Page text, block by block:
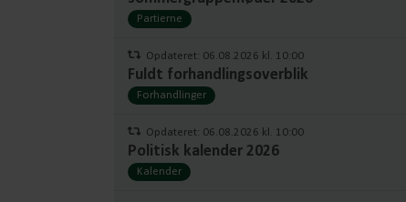
Partierne
Opdateret: 06.08.2026 kl. 10:00
Fuldt forhandlingsoverblik
Forhandlinger
Opdateret: 06.08.2026 kl. 10:00
Politisk kalender 2026
Kalender